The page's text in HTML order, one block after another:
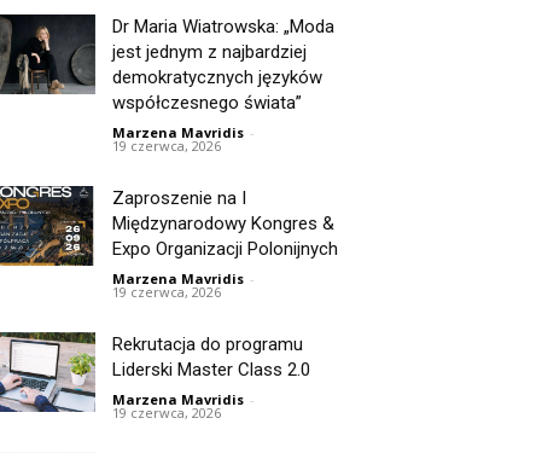
Dr Maria Wiatrowska: „Moda
jest jednym z najbardziej
demokratycznych języków
współczesnego świata”
Marzena Mavridis -
19 czerwca, 2026
Zaproszenie na I
Międzynarodowy Kongres &
Expo Organizacji Polonijnych
Marzena Mavridis -
19 czerwca, 2026
Rekrutacja do programu
Liderski Master Class 2.0
Marzena Mavridis -
19 czerwca, 2026